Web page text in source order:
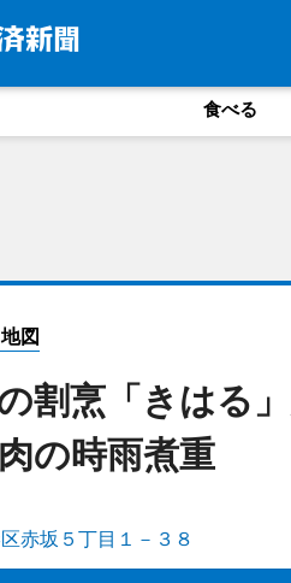
食べる
図
割烹「きはる
の時雨煮重
赤坂５丁目１－３８